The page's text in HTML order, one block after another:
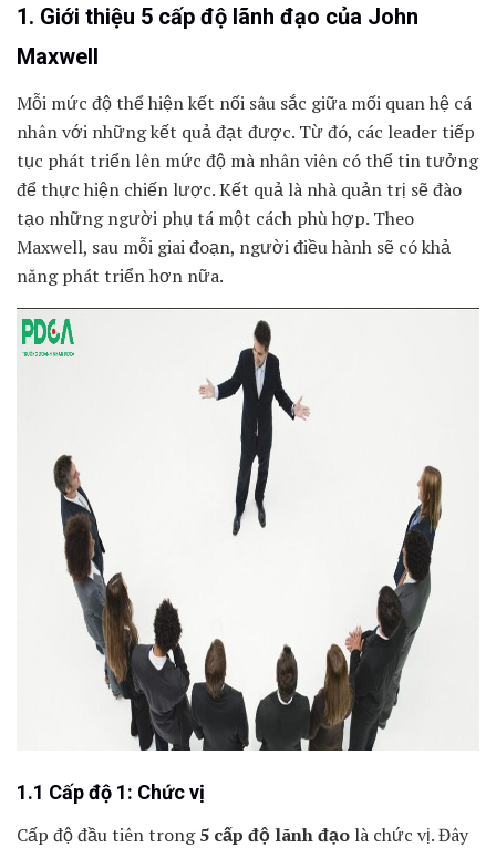
1. Giới thiệu 5 cấp độ lãnh đạo của John
Maxwell
Mỗi mức độ thể hiện kết nối sâu sắc giữa mối quan hệ cá
nhân với những kết quả đạt được. Từ đó, các leader tiếp
tục phát triển lên mức độ mà nhân viên có thể tin tưởng
để thực hiện chiến lược. Kết quả là nhà quản trị sẽ đào
tạo những người phụ tá một cách phù hợp. Theo
Maxwell, sau mỗi giai đoạn, người điều hành sẽ có khả
năng phát triển hơn nữa.
1.1 Cấp độ 1: Chức vị
Cấp độ đầu tiên trong5 cấp độ lãnh đạo là chức vị. Đây